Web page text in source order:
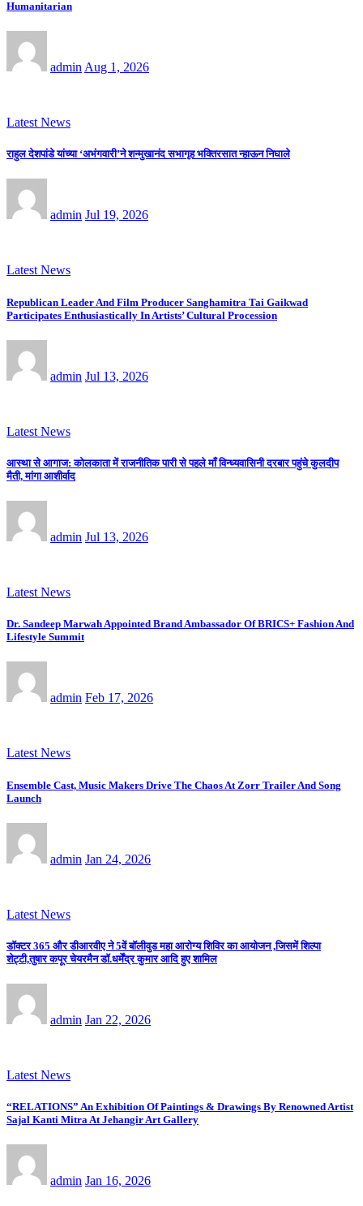
Humanitarian
admin Aug 1, 2026
Latest News
राहुल देशपांडे यांच्या ‘अभंगवारी’ने शन्मुखानंद सभागृह भक्तिरसात न्हाऊन निघाले
admin Jul 19, 2026
Latest News
Republican Leader And Film Producer Sanghamitra Tai Gaikwad
Participates Enthusiastically In Artists’ Cultural Procession
admin Jul 13, 2026
Latest News
आस्था से आगाज: कोलकाता में राजनीतिक पारी से पहले माँ विन्ध्यवासिनी दरबार पहुंचे कुलदीप
मैती, मांगा आशीर्वाद
admin Jul 13, 2026
Latest News
Dr. Sandeep Marwah Appointed Brand Ambassador Of BRICS+ Fashion And
Lifestyle Summit
admin Feb 17, 2026
Latest News
Ensemble Cast, Music Makers Drive The Chaos At Zorr Trailer And Song
Launch
admin Jan 24, 2026
Latest News
डॉक्टर 365 और डीआरवीए ने 5वें बॉलीवुड महा आरोग्य शिविर का आयोजन ,जिसमें शिल्पा
शेट्टी,तुषार कपूर चेयरमैन डॉ.धर्मेंद्र कुमार आदि हुए शामिल
admin Jan 22, 2026
Latest News
“RELATIONS” An Exhibition Of Paintings & Drawings By Renowned Artist
Sajal Kanti Mitra At Jehangir Art Gallery
admin Jan 16, 2026